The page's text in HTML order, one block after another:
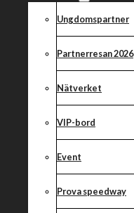
Ungdomspartner
Partnerresan 2026
Nätverket
VIP-bord
Event
Prova speedway